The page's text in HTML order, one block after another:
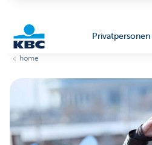
Privatpersonen
home